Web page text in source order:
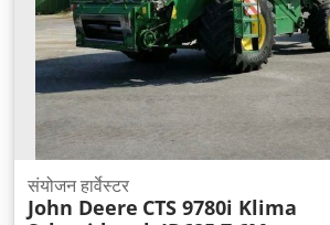
संयोजन हार्वेस्टर
John Deere CTS 9780i Klima